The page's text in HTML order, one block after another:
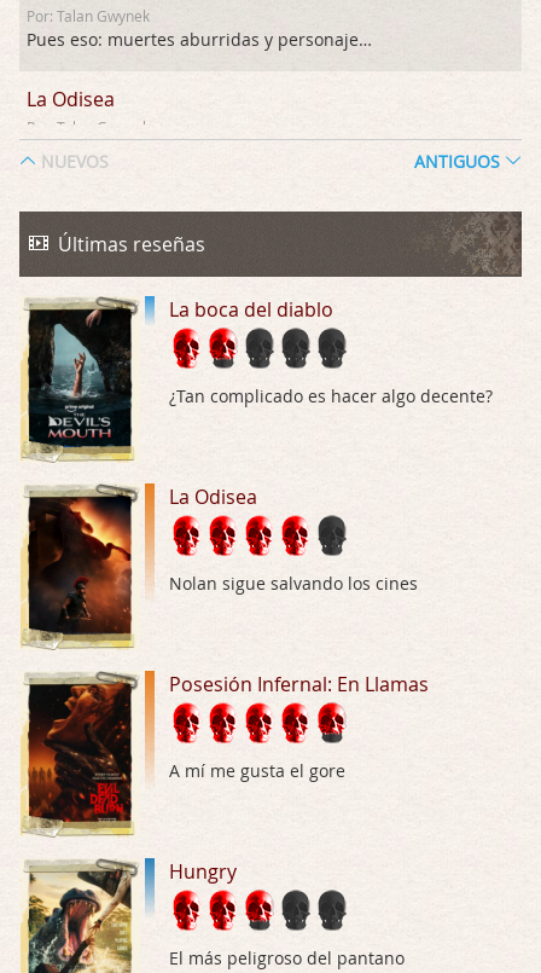
Por: Talan Gwynek
Pues eso: muertes aburridas y personajes p …
La Odisea
Por: Talan Gwynek
La Odisea
Por: Draghann
Trance
Por: Luar
El señor de las moscas
Por: Luar
Hungry
Por: Croc
Para entretenerte un domingo por la tarde …
Las 10 películas gore de Almas Oscuras
Por: JORDI CRUYFF
Possession
Por: Chupasangre
Mi opinión en su día. Su duracion me ha …
El eslabón podrido
Por: Luar
NUEVOS ANTIGUOS
Últimas reseñas
La boca del diablo
¿Tan complicado es hacer algo decente?
La Odisea
Nolan sigue salvando los cines
Posesión Infernal: En Llamas
A mí me gusta el gore
Hungry
El más peligroso del pantano